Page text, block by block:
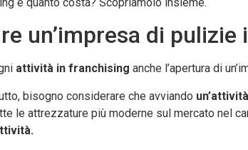
un’impresa di
attività in franchising anche l’apertura di
bisogno considerare che avviando
le attrezzature più moderne sul mercato nel